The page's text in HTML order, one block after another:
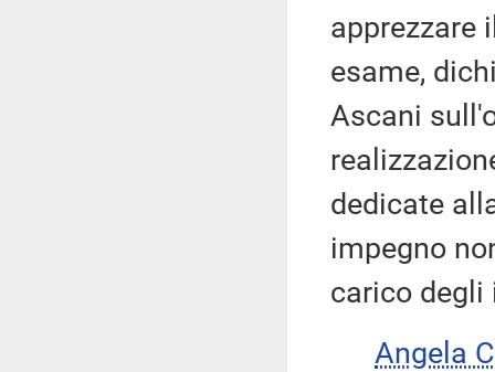
apprezzare
esame,
Ascani
dedicate
impegno
carico
Angela